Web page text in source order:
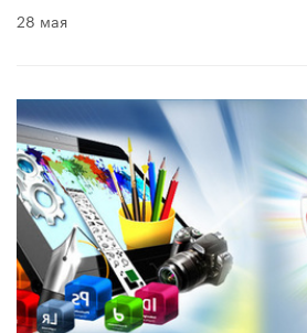
28 мая